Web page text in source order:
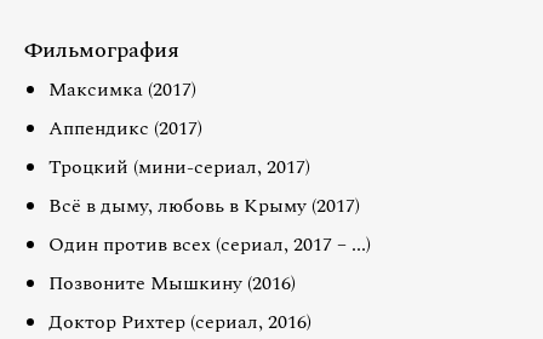
Фильмография
Максимка (2017)
Аппендикс (2017)
Троцкий (мини-сериал, 2017)
Всё в дыму, любовь в Крыму (2017)
Один против всех (сериал, 2017 – ...)
Позвоните Мышкину (2016)
Доктор Рихтер (сериал, 2016)